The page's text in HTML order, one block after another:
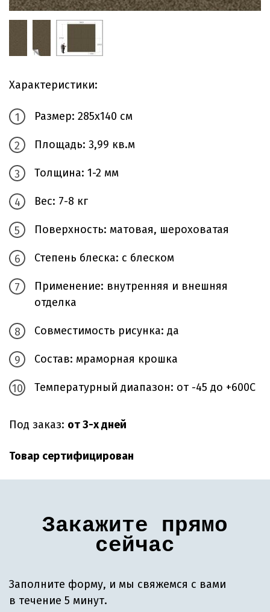
Характеристики:
Размер: 285х140 см
Площадь: 3,99 кв.м
Толщина: 1-2 мм
Вес: 7-8 кг
Поверхность: матовая, шероховатая
Степень блеска: с блеском
Применение: внутренняя и внешняя
отделка
Совместимость рисунка: да
Состав: мраморная крошка
Температурный диапазон: от -45 до +600С
Под заказ: от 3-х дней
Товар сертифицирован
Закажите прямо
сейчас
Заполните форму, и мы свяжемся с вами
в течение 5 минут.